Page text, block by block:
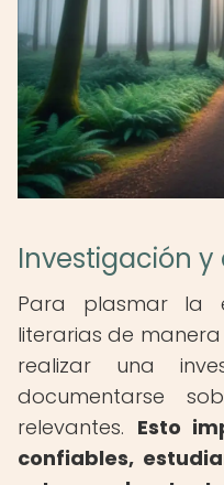
Investigación
Para plasmar la
literarias de
realizar una
documentarse
relevantes. Esto
confiables,